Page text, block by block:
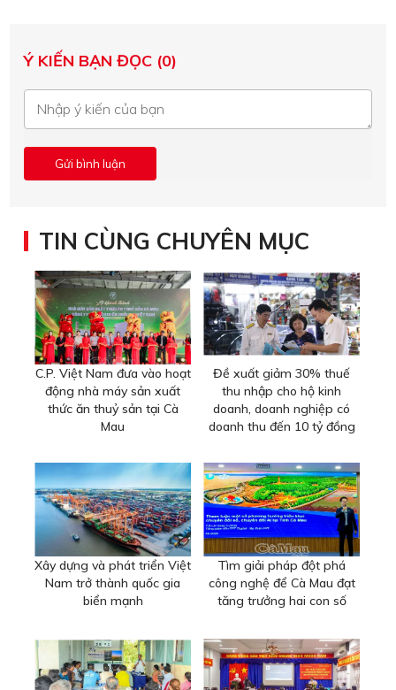
Ý KIẾN BẠN ĐỌC (0)
TIN CÙNG CHUYÊN MỤC
C.P. Việt Nam đưa vào hoạt
động nhà máy sản xuất
thức ăn thuỷ sản tại Cà
Mau
Đề xuất giảm 30% thuế
thu nhập cho hộ kinh
doanh, doanh nghiệp có
doanh thu đến 10 tỷ đồng
Xây dựng và phát triển Việt
Nam trở thành quốc gia
biển mạnh
Tìm giải pháp đột phá
công nghệ để Cà Mau đạt
tăng trưởng hai con số